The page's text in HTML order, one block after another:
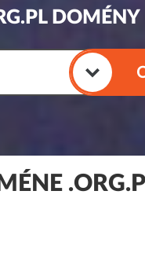
DOMÉNY